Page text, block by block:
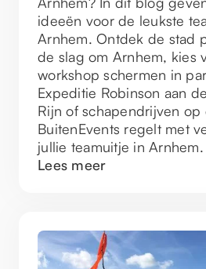
ideeën voor de leukste
Arnhem. Ontdek de stad
de slag om Arnhem, kies
workshop schermen in
Expeditie Robinson aan
Rijn of schapendrijven op
BuitenEvents regelt met
jullie teamuitje in Arnhem.
Lees meer